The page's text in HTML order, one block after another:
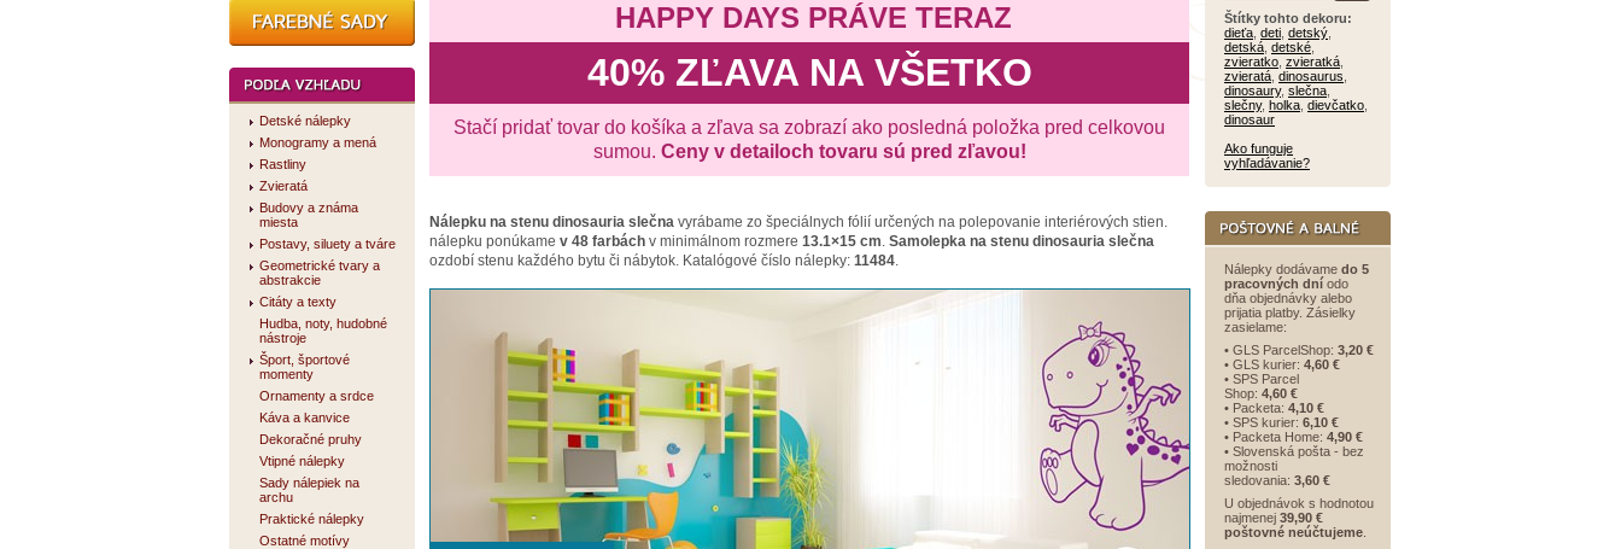
Detské nálepky
Monogramy a mená
Rastliny
Zvieratá
Budovy a známa
miesta
Postavy, siluety a tváre
Geometrické tvary a
abstrakcie
Citáty a texty
Hudba, noty, hudobné
nástroje
Šport, športové
momenty
Ornamenty a srdce
Káva a kanvice
Dekoračné pruhy
Vtipné nálepky
Sady nálepiek na
archu
Praktické nálepky
Ostatné motívy
HAPPY DAYS PRÁVE TERAZ
40% ZĽAVA NA VŠETKO
Stačí pridať tovar do košíka a zľava sa zobrazí ako posledná položka pred celkovou
sumou. Ceny v detailoch tovaru sú pred zľavou!
Nálepku na stenu dinosauria slečna vyrábame zo špeciálnych fólií určených na polepovanie interiérových stien.
nálepku ponúkame v 48 farbách v minimálnom rozmere 13.1×15 cm. Samolepka na stenu dinosauria slečna
ozdobí stenu každého bytu či nábytok. Katalógové číslo nálepky: 11484.
Štítky tohto dekoru:
dieťa deti detský
detská detské
zvieratko zvieratká
zvieratá dinosaurus
dinosaury, slečna
slečny, holka dievčatko
dinosaur
Ako funguje
vyhľadávanie?
Nálepky dodávame do 5
pracovných dní odo
dňa objednávky alebo
prijatia platby. Zásielky
zasielame:
• GLS ParcelShop: 3,20 €
• GLS kurier: 4,60 €
• SPS Parcel
Shop: 4,60 €
• Packeta: 4,10 €
• SPS kurier: 6,10 €
• Packeta Home: 4,90 €
• Slovenská pošta - bez
možnosti
sledovania: 3,60 €
U objednávok s hodnotou
najmenej 39,90 €
poštovné neúčtujeme